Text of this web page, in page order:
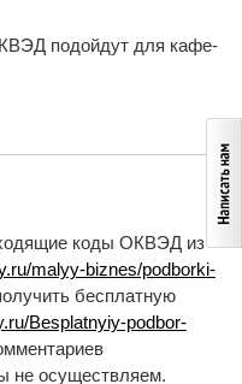
подойдут для кафе-
коды ОКВЭД из
malyy-biznes/podborki-
бесплатную
Besplatnyiy-podbor-
не осуществляем.